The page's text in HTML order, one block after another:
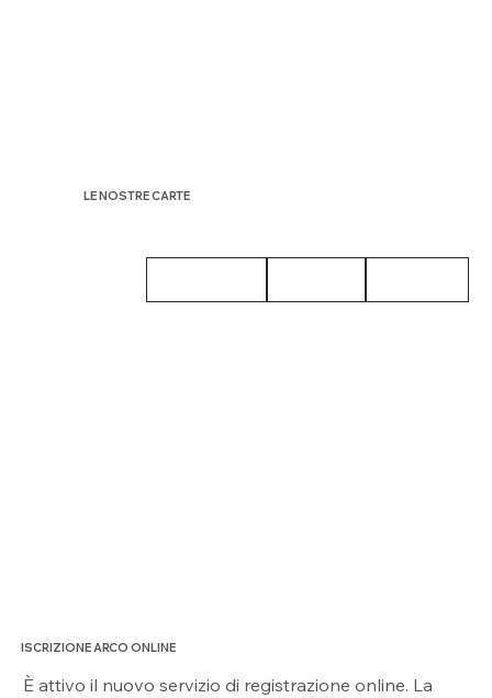
LE NOSTRE CARTE
ISCRIZIONE ARCO ONLINE
È attivo il nuovo servizio di registrazione online. La